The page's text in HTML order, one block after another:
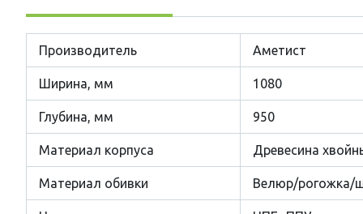
Производитель Аметист
Ширина, мм 1080
Глубина, мм 950
Материал корпуса Древесина
Материал обивки Велюр/рогожка/